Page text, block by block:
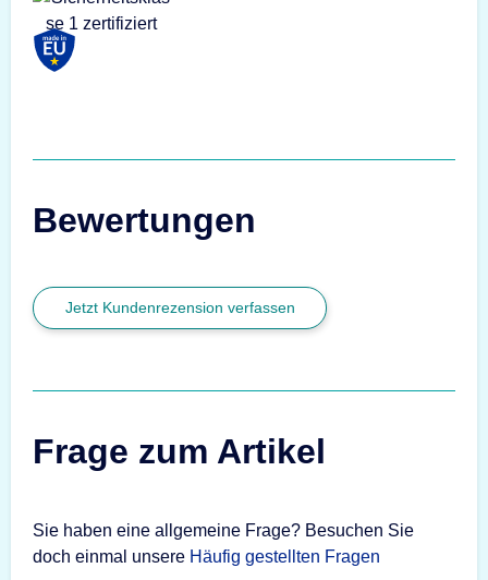
Bewertungen
Jetzt Kundenrezension verfassen
Frage zum Artikel
Sie haben eine allgemeine Frage? Besuchen Sie
doch einmal unsere Häufig gestellten Fragen